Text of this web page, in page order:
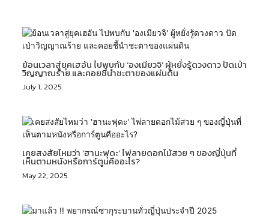
ย้อนเวลาสู่ยุคเฮอัน ไปพบกับ ‘องเมียวจิ’ ผู้หยั่งรู้ดวงดาว ปัดเป่า
วิญญาณร้าย และคอยชี้นำชะตาของแผ่นดิน
July 1, 2025
เคยสงสัยไหมว่า ‘ฮานะฟุดะ’ ไพ่ลายดอกไม้สวย ๆ ของญี่ปุ่นที่
เห็นตามหนังหรือการ์ตูนคืออะไร?
May 22, 2025